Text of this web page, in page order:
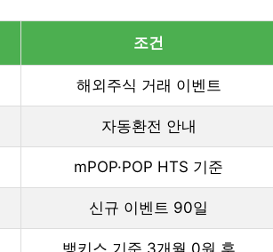
조건
해외주식 거래 이벤트
자동환전 안내
mPOP·POP HTS 기준
신규 이벤트 90일
뱅키스 기준 3개월 0원 후